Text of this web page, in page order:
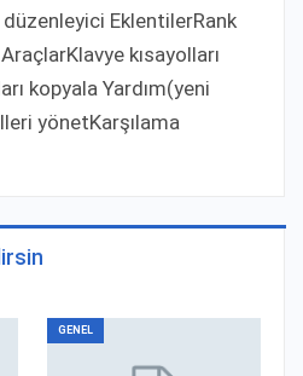
EklentilerRank
kısayolları
kopyala Yardım(yeni
yönetKarşılama
GENEL